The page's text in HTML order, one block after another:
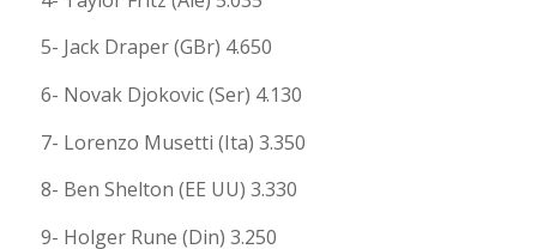
5- Jack Draper (GBr) 4.650
6- Novak Djokovic (Ser) 4.130
7- Lorenzo Musetti (Ita) 3.350
8- Ben Shelton (EE UU) 3.330
9- Holger Rune (Din) 3.250